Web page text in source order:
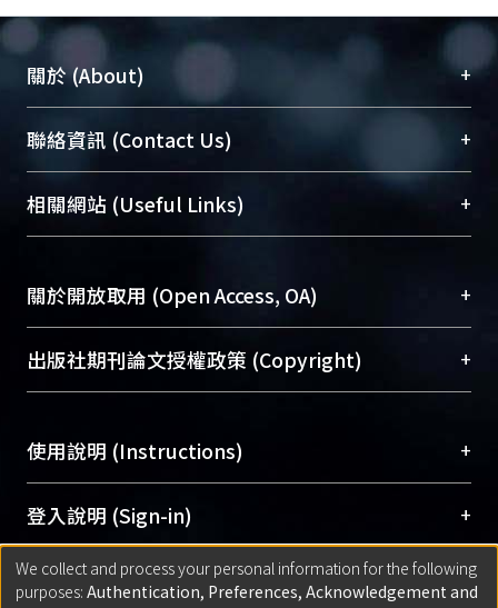
關於 (About) +
臺大位居世界頂尖大學之列，為永久珍藏及向國際
展現本校豐碩的研究成果及學術能量，圖書館整合
機構典藏（NTUR）與學術庫（AH）不同功能平
台，成為臺大學術典藏NTU scholars。期能整合研
成果。
To permanently archive and promote researcher
profiles and scholarly works, Library integrates the
services of “NTU Repository” with “Academic
聯絡資訊 (Contact Us) +
總館學科館員(Main Library)
醫學圖書館學科館員(Medical Library)
Sciences Library)
相關網站 (Useful Links) +
關於開放取用 (Open Access, OA) +
開放取用是從使用者角度提升資訊取用性的社會運
動，應用在學術研究上是透過將研究著作公開供使
用逐年攀升。同時可加速研究發展、提升研究影響
Archive）平台。 （點選深入了解OA）
出版社期刊論文授權政策 (Copyright) +
含部分內容的版權非匯入者所有，或由第三方贊
助與合作完成，請確認該版權所有者及第三方同
意提供此授權。
Please represent that the submission is your
original work, and that you have the right to
grant the rights to upload.
使用說明 (Instructions) +
網站簡介(Quickstart Guide)
使用手冊(Instruction Manual)
線上預約服務(Booking Service)
登入說明 (Sign-in) +
方案一：臺灣大學計算機中心帳號登入
匯入著作 (Submission) +
We collect and process your personal information for the following
purposes: Authentication, Preferences, Acknowledgement and